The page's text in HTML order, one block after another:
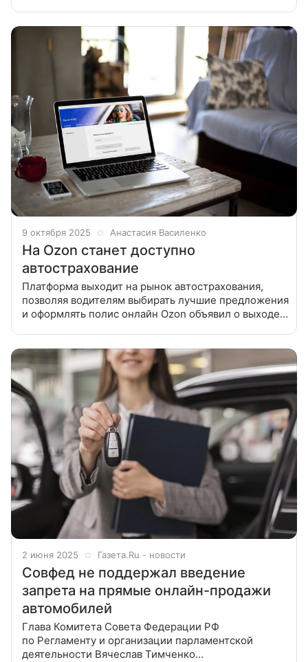
9 октября 2025 Анастасия Василенко
На Ozon станет доступно
автострахование
Платформа выходит на рынок автострахования,
позволяя водителям выбирать лучшие предложения
и оформлять полис онлайн Ozon объявил о выходе
2 июня 2025 Газета.Ru - новости
Совфед не поддержал введение
запрета на прямые онлайн-продажи
автомобилей
Глава Комитета Совета Федерации РФ
по Регламенту и организации парламентской
деятельности Вячеслав Тимченко